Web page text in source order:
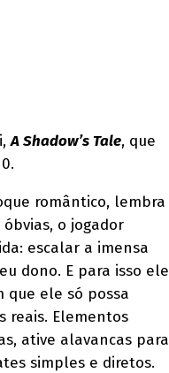
A Shadow’s Tale, que
romântico, lembra
o jogador
escalar a imensa
dono. E para isso ele
que ele só possa
reais. Elementos
ative alavancas para
simples e diretos.